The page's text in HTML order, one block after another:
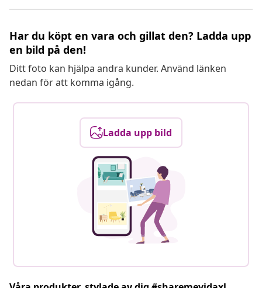
Har du köpt en vara och gillat den? Ladda upp
en bild på den!
Ditt foto kan hjälpa andra kunder. Använd länken
nedan för att komma igång.
Ladda upp bild